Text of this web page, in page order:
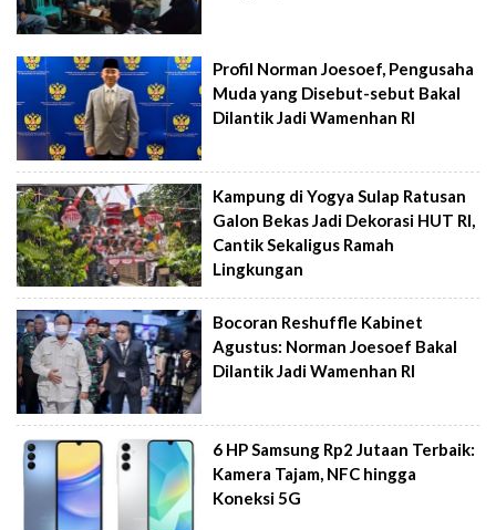
Profil Norman Joesoef, Pengusaha
Muda yang Disebut-sebut Bakal
Dilantik Jadi Wamenhan RI
Kampung di Yogya Sulap Ratusan
Galon Bekas Jadi Dekorasi HUT RI,
Cantik Sekaligus Ramah
Lingkungan
Bocoran Reshuffle Kabinet
Agustus: Norman Joesoef Bakal
Dilantik Jadi Wamenhan RI
6 HP Samsung Rp2 Jutaan Terbaik:
Kamera Tajam, NFC hingga
Koneksi 5G